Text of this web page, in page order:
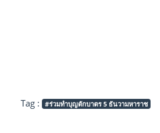
Tag : #ร่วมทำบุญตักบาตร 5 ธันวามหาราช